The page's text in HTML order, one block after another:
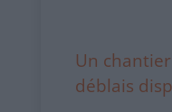
Un
déblais